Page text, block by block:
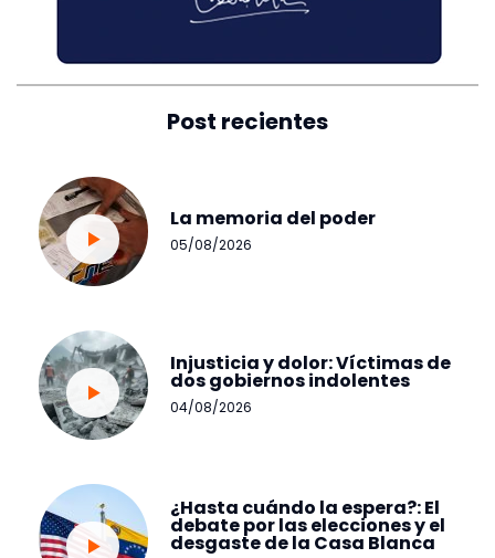
Post recientes
La memoria del poder
05/08/2026
Injusticia y dolor: Víctimas de
dos gobiernos indolentes
04/08/2026
¿Hasta cuándo la espera?: El
debate por las elecciones y el
desgaste de la Casa Blanca